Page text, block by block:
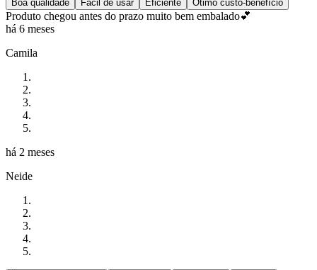
Boa qualidade Fácil de usar Eficiente Ótimo custo-benefício
Produto chegou antes do prazo muito bem embalado💕
há 6 meses
Camila
há 2 meses
Neide